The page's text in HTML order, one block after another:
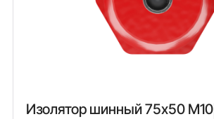
Изолятор шинный 75х50 М10